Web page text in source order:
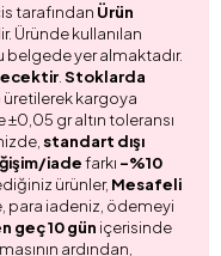
tarafından Ürün
Üründe kullanılan
belgede yer almaktadır.
. Stoklarda
üretilerek kargoya
gr altın toleransı
standart dışı
iadefarkı -%10
ürünler, Mesafeli
para iadeniz, ödemeyi
geç 10 gün içerisinde
ardından,